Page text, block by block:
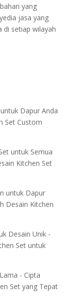
yang
jasa yang
di setiap wilayah
Dapur Anda
Set Custom
untuk Semua
Kitchen Set
untuk Dapur
Desain Kitchen
Desain Unik -
Set untuk
- Cipta
Set yang Tepat